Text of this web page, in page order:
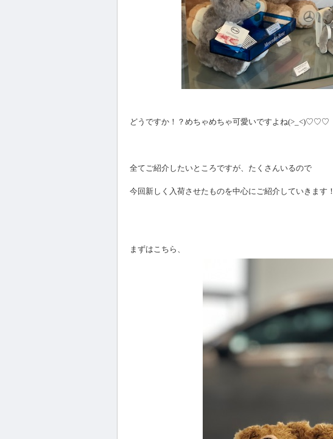
どうですか！？めちゃめちゃ可愛いですよね(>_<)♡♡♡
全てご紹介したいところですが、たくさんいるので
今回新しく入荷させたものを中心にご紹介していきます！
まずはこちら、